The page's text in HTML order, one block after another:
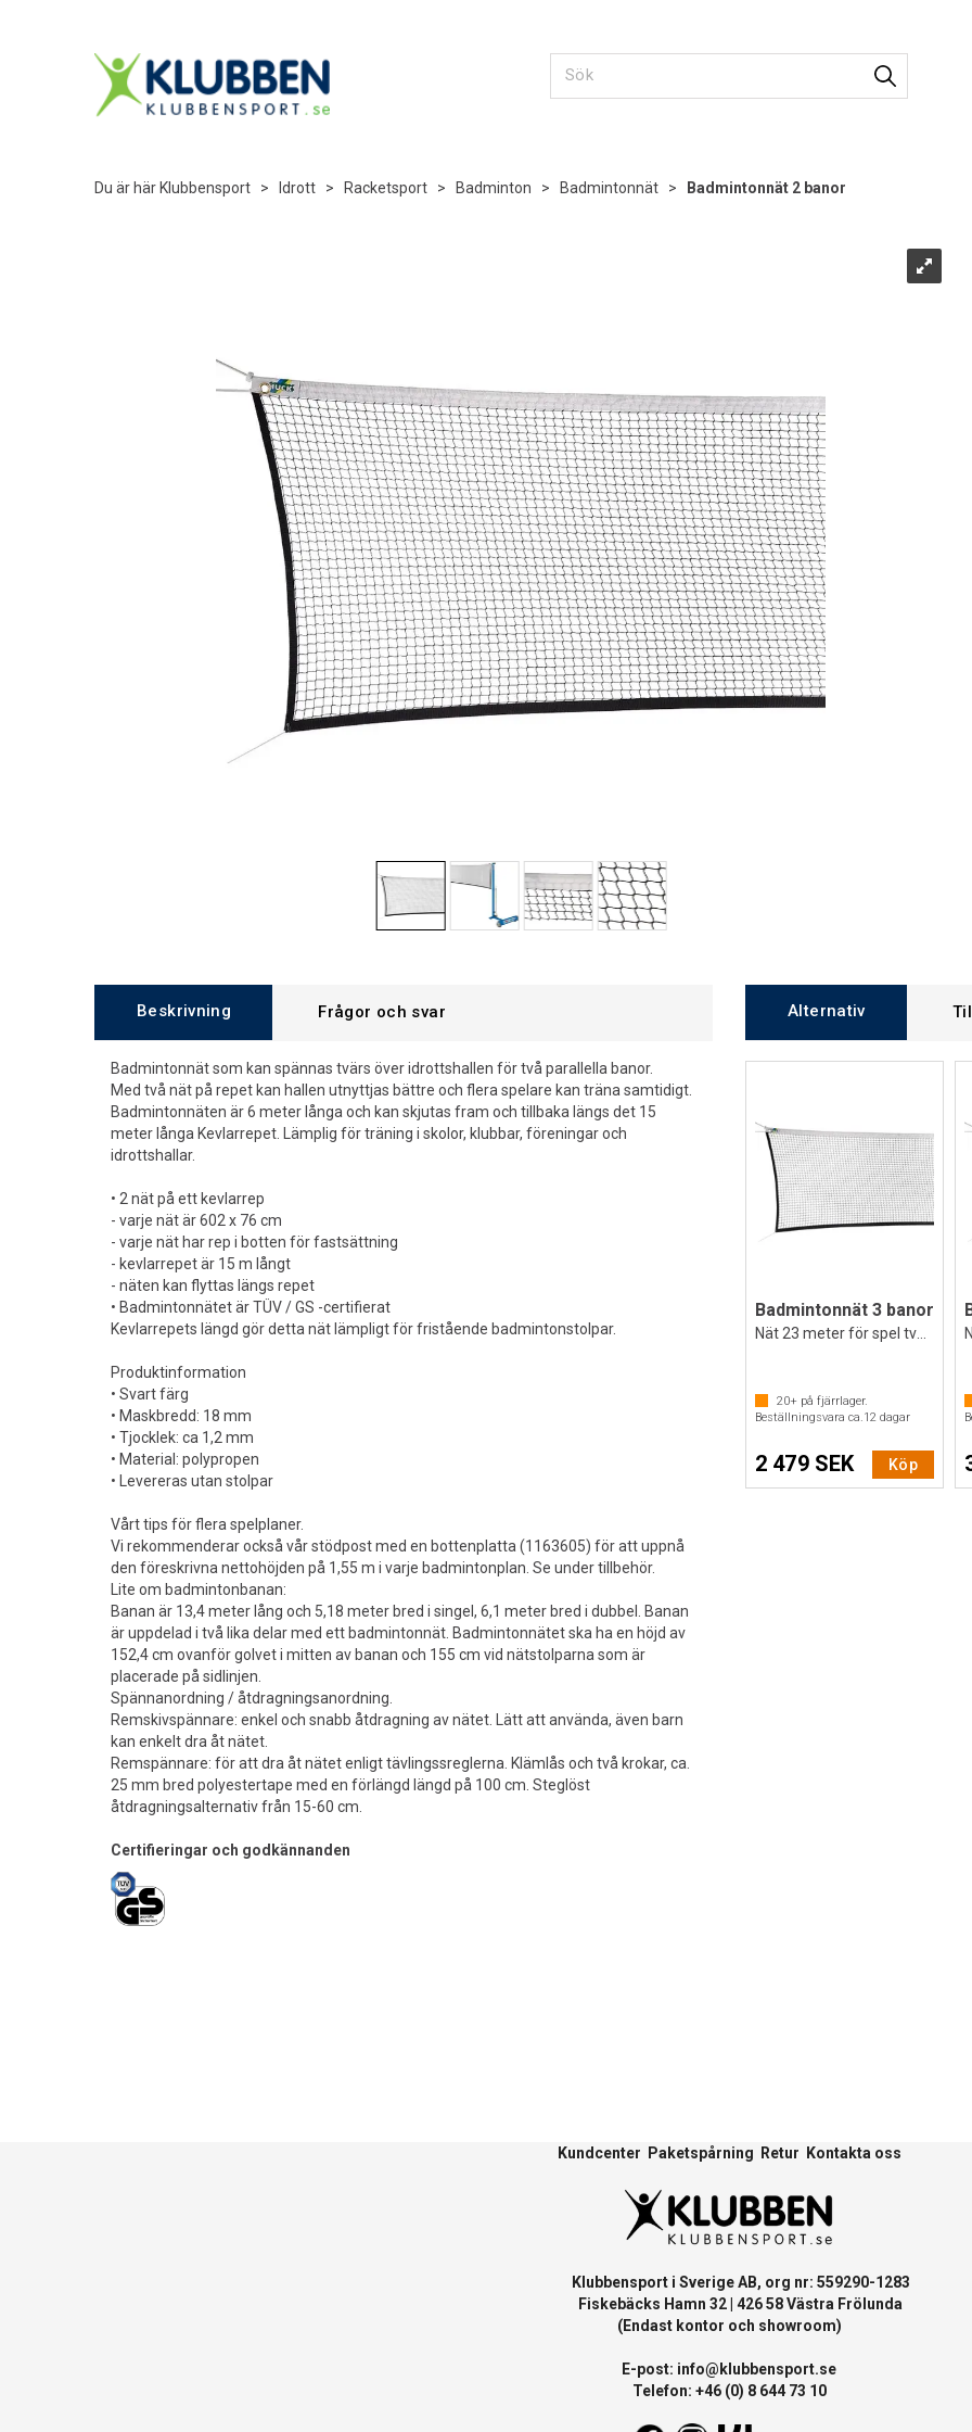
Du är här Klubbensport > Idrott > Racketsport > Badminton > Badmintonnät > Badmintonnät 2 banor
Beskrivning Frågor och svar
Badmintonnät som kan spännas tvärs över idrottshallen för två parallella banor.
Med två nät på repet kan hallen utnyttjas bättre och flera spelare kan träna samtidigt.
Badmintonnäten är 6 meter långa och kan skjutas fram och tillbaka längs det 15
meter långa Kevlarrepet. Lämplig för träning i skolor, klubbar, föreningar och
idrottshallar.
• 2 nät på ett kevlarrep
- varje nät är 602 x 76 cm
- varje nät har rep i botten för fastsättning
- kevlarrepet är 15 m långt
- näten kan flyttas längs repet
• Badmintonnätet är TÜV / GS -certifierat
Kevlarrepets längd gör detta nät lämpligt för fristående badmintonstolpar.
Produktinformation
• Svart färg
• Maskbredd: 18 mm
• Tjocklek: ca 1,2 mm
• Material: polypropen
• Levereras utan stolpar
Vårt tips för flera spelplaner.
Vi rekommenderar också vår stödpost med en bottenplatta (1163605) för att uppnå
den föreskrivna nettohöjden på 1,55 m i varje badmintonplan. Se under tillbehör.
Lite om badmintonbanan:
Banan är 13,4 meter lång och 5,18 meter bred i singel, 6,1 meter bred i dubbel. Banan
är uppdelad i två lika delar med ett badmintonnät. Badmintonnätet ska ha en höjd av
152,4 cm ovanför golvet i mitten av banan och 155 cm vid nätstolparna som är
placerade på sidlinjen.
Spännanordning / åtdragningsanordning.
Remskivspännare: enkel och snabb åtdragning av nätet. Lätt att använda, även barn
kan enkelt dra åt nätet.
Remspännare: för att dra åt nätet enligt tävlingssreglerna. Klämlås och två krokar, ca.
25 mm bred polyestertape med en förlängd längd på 100 cm. Steglöst
åtdragningsalternativ från 15-60 cm.
Certifieringar och godkännanden
Alternativ
Badmintonnät 3 banor
20+ på fjärrlager.
Beställningsvara ca.12 dagar
2 479 SEK Köp
Kundcenter Paketspårning Retur Kontakta oss
Klubbensport i Sverige AB, org nr: 559290-1283
Fiskebäcks Hamn 32 | 426 58 Västra Frölunda
(Endast kontor och showroom)
E-post: info@klubbensport.se
Telefon: +46 (0) 8 644 73 10